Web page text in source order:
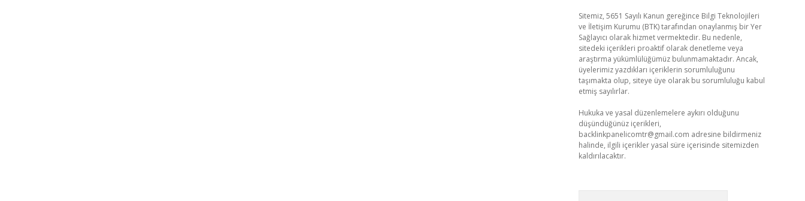
Sitemiz, 5651 Sayılı Kanun gereğince Bilgi Teknolojileri
ve İletişim Kurumu (BTK) tarafından onaylanmış bir Yer
Sağlayıcı olarak hizmet vermektedir. Bu nedenle,
sitedeki içerikleri proaktif olarak denetleme veya
araştırma yükümlülüğümüz bulunmamaktadır. Ancak,
üyelerimiz yazdıkları içeriklerin sorumluluğunu
taşımakta olup, siteye üye olarak bu sorumluluğu kabul
etmiş sayılırlar.
Hukuka ve yasal düzenlemelere aykırı olduğunu
düşündüğünüz içerikleri,
backlinkpanelicomtr@gmail.com adresine bildirmeniz
halinde, ilgili içerikler yasal süre içerisinde sitemizden
kaldırılacaktır.